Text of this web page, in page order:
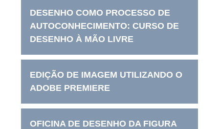
DESENHO COMO PROCESSO DE
AUTOCONHECIMENTO: CURSO DE
DESENHO À MÃO LIVRE
EDIÇÃO DE IMAGEM UTILIZANDO O
ADOBE PREMIERE
OFICINA DE DESENHO DA FIGURA